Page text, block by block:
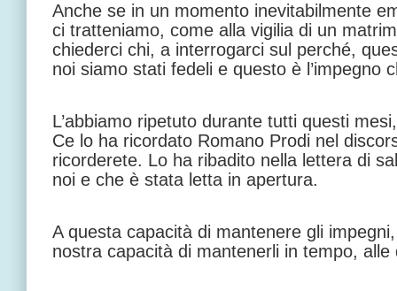
Anche se in un momento inevitabilmente
ci tratteniamo, come alla vigilia di un
chiederci chi, a interrogarci sul perché,
noi siamo stati fedeli e questo è l’impegno
L’abbiamo ripetuto durante tutti questi
Ce lo ha ricordato Romano Prodi nel
ricorderete. Lo ha ribadito nella lettera di
noi e che è stata letta in apertura.
A questa capacità di mantenere gli
nostra capacità di mantenerli in tempo, alle